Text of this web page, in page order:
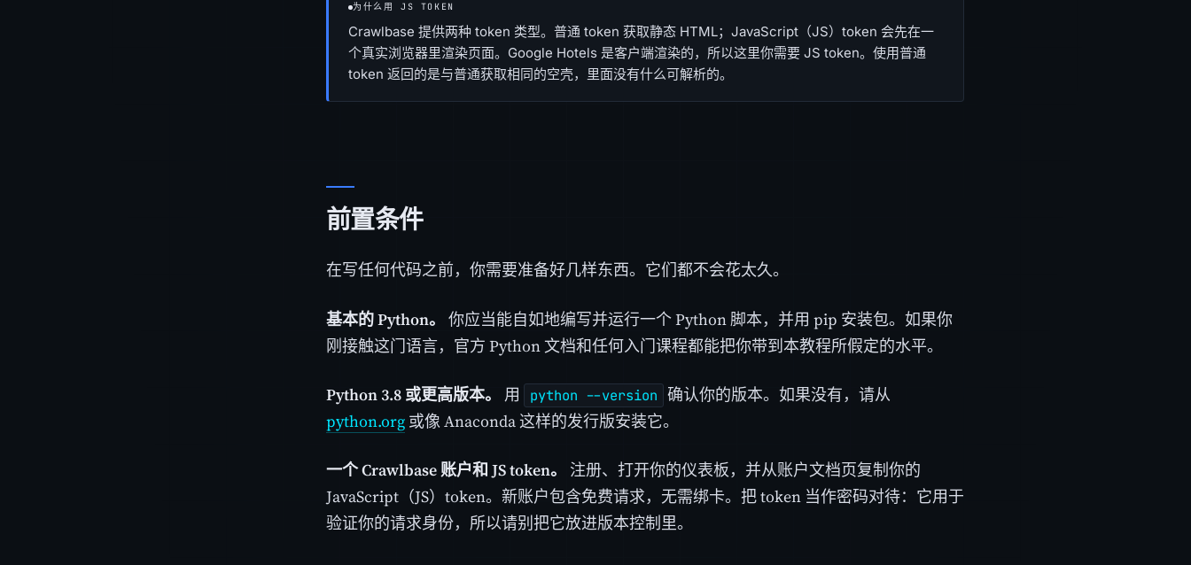
为什么用 JS TOKEN
Crawlbase 提供两种 token 类型。普通 token 获取静态 HTML；JavaScript（JS）token 会先在一
个真实浏览器里渲染页面。Google Hotels 是客户端渲染的，所以这里你需要 JS token。使用普通
token 返回的是与普通获取相同的空壳，里面没有什么可解析的。
前置条件
在写任何代码之前，你需要准备好几样东西。它们都不会花太久。
基本的 Python。 你应当能自如地编写并运行一个 Python 脚本，并用 pip 安装包。如果你
刚接触这门语言，官方 Python 文档和任何入门课程都能把你带到本教程所假定的水平。
Python 3.8 或更高版本。 用 python --version 确认你的版本。如果没有，请从
python.org 或像 Anaconda 这样的发行版安装它。
一个 Crawlbase 账户和 JS token。
注册、打开你的仪表板，并从账户文档页复制你的
JavaScript（JS）token。新账户包含免费请求，无需绑卡。把 token 当作密码对待：它用于
验证你的请求身份，所以请别把它放进版本控制里。